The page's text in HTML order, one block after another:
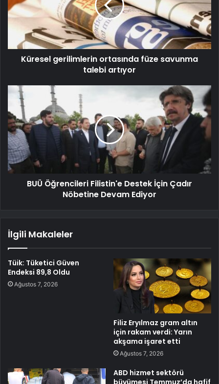
Küresel gerilimlerin ortasında füze savunma
talebi artıyor
BUÜ Öğrencileri Filistin'e Destek İçin Çadır
Nöbetine Devam Ediyor
İlgili Makaleler
Tüik: Tüketici Güven
Endeksi 89,8 Oldu
Ağustos 7, 2026
Filiz Eryılmaz gram altın
için rakam verdi: Yarın
akşama işaret etti
Ağustos 7, 2026
ABD hizmet sektörü